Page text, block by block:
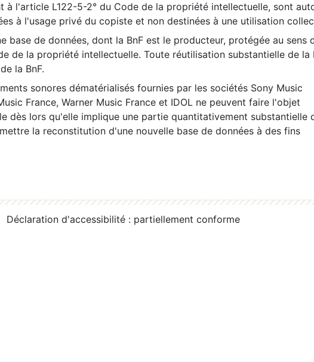
à l'article L122-5-2° du Code de la propriété intellectuelle, sont
à l'usage privé du copiste et non destinées à une utilisation
base de données, dont la BnF est le producteur, protégée au sens
de la propriété intellectuelle. Toute réutilisation substantielle de la
la BnF.
sonores dématérialisés fournies par les sociétés Sony Music
France, Warner Music France et IDOL ne peuvent faire l'objet
dès lors qu'elle implique une partie quantitativement substantielle
la reconstitution d'une nouvelle base de données à des fins
Déclaration d'accessibilité : partiellement conforme